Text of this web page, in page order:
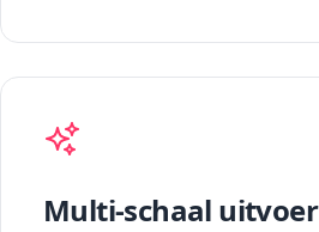
Multi-schaal uitvoer